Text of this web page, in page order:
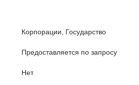
Корпорации, Государство
Предоставляется по запросу
Нет